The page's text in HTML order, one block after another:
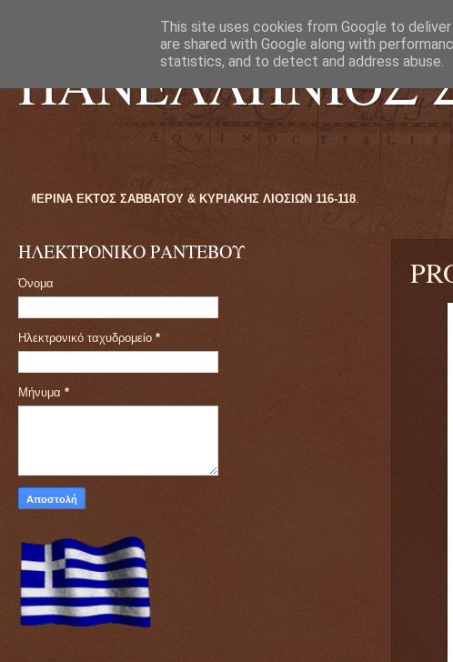
ΠΑΝΕΛΛΗΝΙΟΣ
ΕΩΣ 16:00ΜΜ ΚΑΘΗΜΕΡΙΝΑ ΕΚΤΟΣ ΣΑΒΒΑΤΟΥ & ΚΥΡΙΑΚΗΣ ΛΙΟΣΙΩΝ
ΗΛΕΚΤΡΟΝΙΚΟ ΡΑΝΤΕΒΟΥ
Όνομα
Ηλεκτρονικό ταχυδρομείο *
Μήνυμα *
This site uses cookies from Google to
are shared with Google along with
statistics, and to detect and address abuse.